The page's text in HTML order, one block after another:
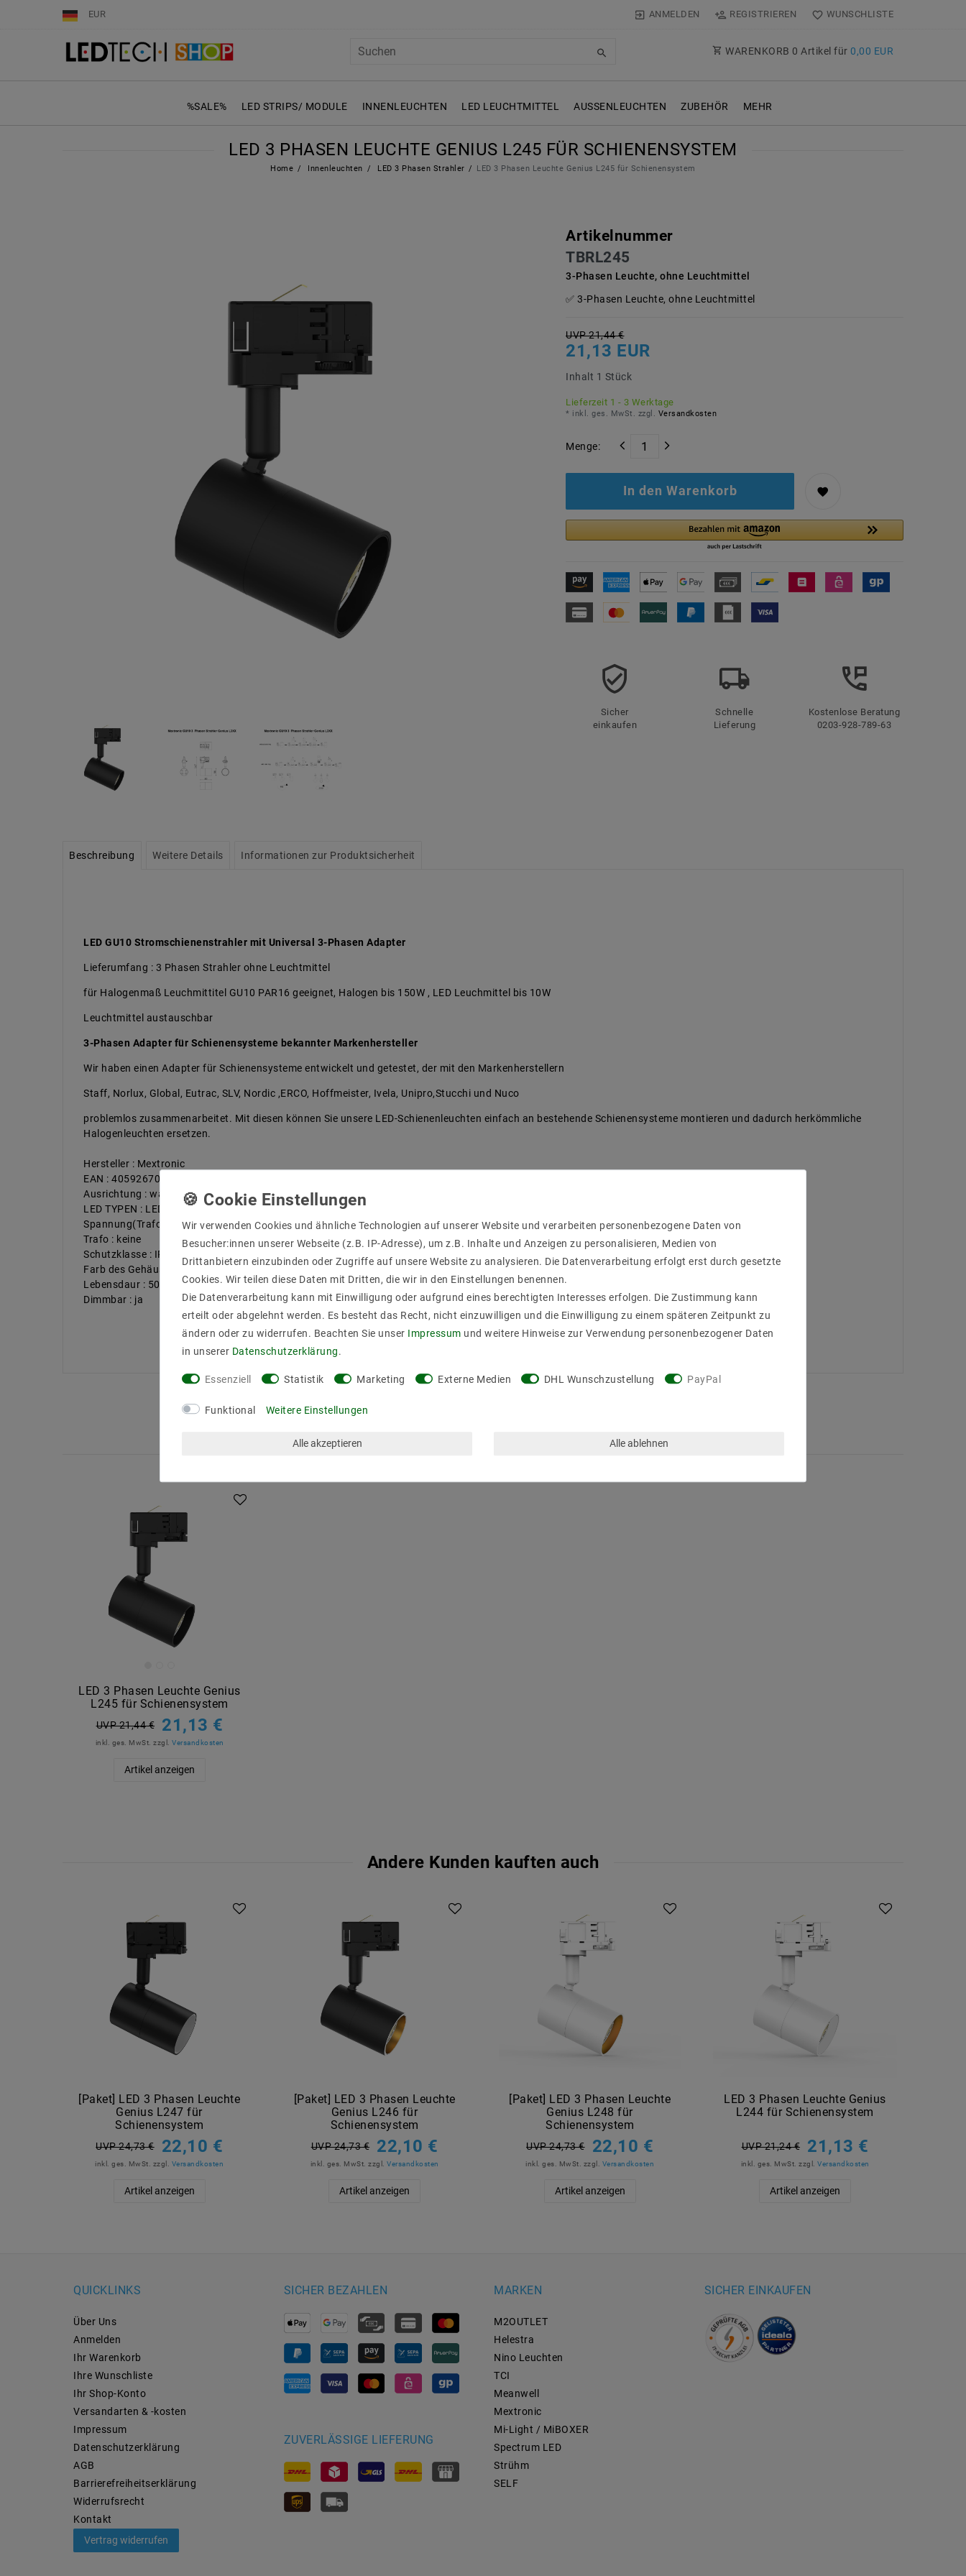
EUR ANMELDEN REGISTRIEREN WUNSCHLISTE
WARENKORB 0 Artikel für 0,00 EUR
%SALE% LED STRIPS/ MODULE INNENLEUCHTEN LED LEUCHTMITTEL AUSSENLEUCHTEN ZUBEHÖR MEHR
LED 3 PHASEN LEUCHTE GENIUS L245 FÜR SCHIENENSYSTEM
Home Innenleuchten LED 3 Phasen Strahler LED 3 Phasen Leuchte Genius L245 für Schienensystem
Artikelnummer
TBRL245
3-Phasen Leuchte, ohne Leuchtmittel
3-Phasen Leuchte, ohne Leuchtmittel
UVP 21,44 €
21,13 EUR
Inhalt 1 Stück
Lieferzeit 1 - 3 Werktage
* inkl. ges. MwSt. zzgl. Versandkosten
Menge:
In den Warenkorb
Sicher
einkaufen
Schnelle
Lieferung
Kostenlose Beratung
0203-928-789-63
Beschreibung Weitere Details Informationen zur Produktsicherheit
LED GU10 Stromschienenstrahler mit Universal 3-Phasen Adapter
Lieferumfang : 3 Phasen Strahler ohne Leuchtmittel
für Halogenmaß Leuchmittitel GU10 PAR16 geeignet, Halogen bis 150W , LED Leuchmittel bis 10W
Leuchtmittel austauschbar
3-Phasen Adapter für Schienensysteme bekannter Markenhersteller
Wir haben einen Adapter für Schienensysteme entwickelt und getestet, der mit den Markenherstellern
Staff, Norlux, Global, Eutrac, SLV, Nordic ,ERCO, Hoffmeister, Ivela, Unipro,Stucchi und Nuco
problemlos zusammenarbeitet. Mit diesen können Sie unsere LED-Schienenleuchten einfach an bestehende Schienensysteme montieren und dadurch herkömmliche
Halogenleuchten ersetzen.
Hersteller : Mextronic
EAN : 4059267025673
Ausrichtung : waagrecht 350°, vertikal 90°
LED TYPEN : LED GU10 Leuchtmittel bis max 10W
Spannung(Trafo EIN) : ~220-240V,50-60Hz
Trafo : keine
Schutzklasse : IP20
Farb des Gehäuse : Schwarz RAL 9017
Lebensdaur : 50000
Dimmbar : ja
LED 3 Phasen Leuchte Genius
L245 für Schienensystem
UVP 21,44 € 21,13 €
inkl. ges. MwSt. zzgl. Versandkosten
Artikel anzeigen
Andere Kunden kauften auch
[Paket] LED 3 Phasen Leuchte
Genius L247 für
Schienensystem
UVP 24,73 € 22,10 €
inkl. ges. MwSt. zzgl. Versandkosten
Artikel anzeigen
[Paket] LED 3 Phasen Leuchte
Genius L246 für
Schienensystem
UVP 24,73 € 22,10 €
inkl. ges. MwSt. zzgl.Versandkosten
Artikel anzeigen
[Paket] LED 3 Phasen Leuchte
Genius L248 für
Schienensystem
UVP 24,73 € 22,10 €
inkl. ges. MwSt. zzgl. Versandkosten
Artikel anzeigen
LED 3 Phasen Leuchte Genius
L244 für Schienensystem
UVP 21,24 € 21,13 €
inkl. ges. MwSt. zzgl.Versandkosten
Artikel anzeigen
QUICKLINKS
Über Uns
Anmelden
Ihr Warenkorb
Ihre Wunschliste
Ihr Shop-Konto
Versandarten & -kosten
Impressum
Daten­schutz­erklärung
AGB
Barrierefreiheitserklärung
Widerrufs­recht
Kontakt
Vertrag widerrufen
SICHER BEZAHLEN
ZUVERLÄSSIGE LIEFERUNG
MARKEN
M2OUTLET
Helestra
Nino Leuchten
TCI
Meanwell
Mextronic
Mi-Light / MiBOXER
Spectrum LED
Strühm
SELF
SICHER EINKAUFEN
Wir verwenden Cookies und ähnliche Technologien auf unserer Website und verarbeiten personenbezogene Daten von
Besucher:innen unserer Webseite (z.B. IP-Adresse), um z.B. Inhalte und Anzeigen zu personalisieren, Medien von
Drittanbietern einzubinden oder Zugriffe auf unsere Website zu analysieren. Die Datenverarbeitung erfolgt erst durch gesetzte
Cookies. Wir teilen diese Daten mit Dritten, die wir in den Einstellungen benennen.
Die Datenverarbeitung kann mit Einwilligung oder aufgrund eines berechtigten Interesses erfolgen. Die Zustimmung kann
erteilt oder abgelehnt werden. Es besteht das Recht, nicht einzuwilligen und die Einwilligung zu einem späteren Zeitpunkt zu
ändern oder zu widerrufen. Beachten Sie unser Impressum und weitere Hinweise zur Verwendung personenbezogener Daten
in unserer Daten­schutz­erklärung.
Essenziell Statistik Marketing Externe Medien DHL Wunschzustellung PayPal
Funktional Weitere Einstellungen
Alle akzeptieren Alle ablehnen